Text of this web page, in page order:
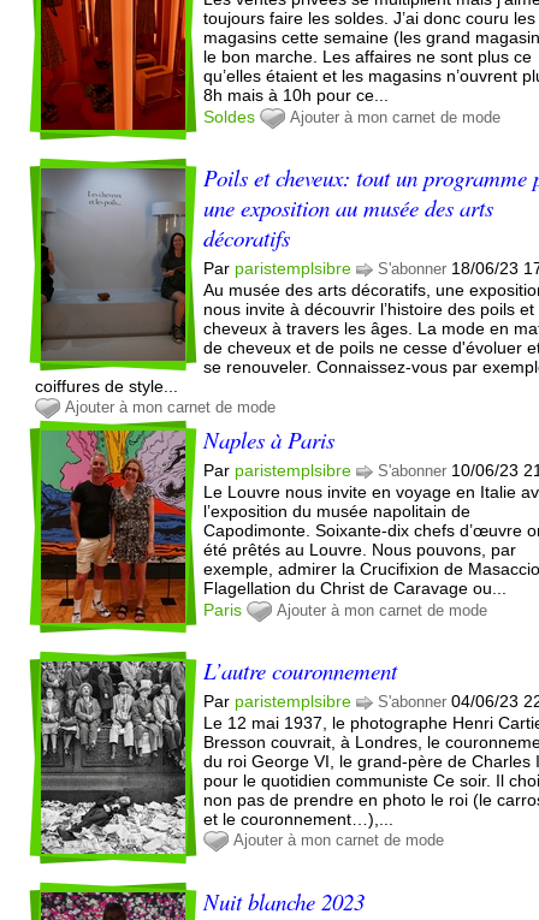
toujours faire les soldes. J’ai donc couru les
magasins cette semaine (les grand
le bon marche. Les affaires ne sont plus ce
qu’elles étaient et les magasins n’ouvrent
8h mais à 10h pour ce...
Soldes
Ajouter à mon carnet de mode
Poils et cheveux: tout un programme
une exposition au musée des arts
décoratifs
Par paristemplsibre S'abonner 18/06/23
Au musée des arts décoratifs, une
nous invite à découvrir l’histoire des poils et
cheveux à travers les âges. La mode en
de cheveux et de poils ne cesse d'évoluer
se renouveler. Connaissez-vous par
coiffures de style...
Ajouter à mon carnet de mode
Naples à Paris
Par paristemplsibre S'abonner 10/06/23
Le Louvre nous invite en voyage en Italie
l’exposition du musée napolitain de
Capodimonte. Soixante-dix chefs d’œuvre
été prêtés au Louvre. Nous pouvons, par
exemple, admirer la Crucifixion de
Flagellation du Christ de Caravage ou...
Paris
Ajouter à mon carnet de mode
L’autre couronnement
Par paristemplsibre S'abonner 04/06/23
Le 12 mai 1937, le photographe Henri
Bresson couvrait, à Londres, le
du roi George VI, le grand-père de Charles
pour le quotidien communiste Ce soir. Il
non pas de prendre en photo le roi (le
et le couronnement…),...
Ajouter à mon carnet de mode
Nuit blanche 2023